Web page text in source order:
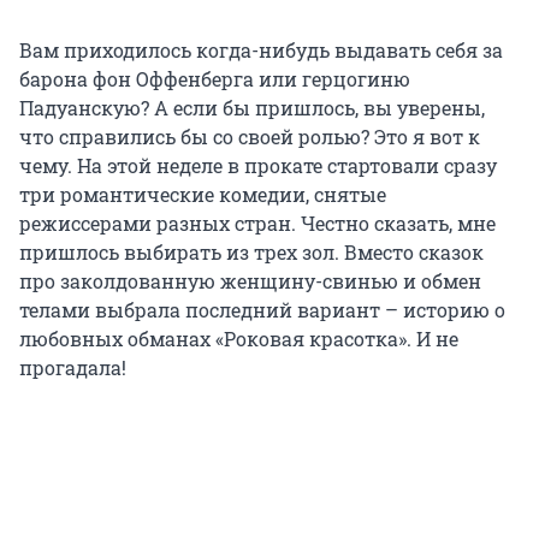
Вам приходилось когда-нибудь выдавать себя за
барона фон Оффенберга или герцогиню
Падуанскую? А если бы пришлось, вы уверены,
что справились бы со своей ролью? Это я вот к
чему. На этой неделе в прокате стартовали сразу
три романтические комедии, снятые
режиссерами разных стран. Честно сказать, мне
пришлось выбирать из трех зол. Вместо сказок
про заколдованную женщину-свинью и обмен
телами выбрала последний вариант – историю о
любовных обманах «Роковая красотка». И не
прогадала!